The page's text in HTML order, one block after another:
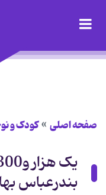
صفحه اصلی کودک و
بندرعباس